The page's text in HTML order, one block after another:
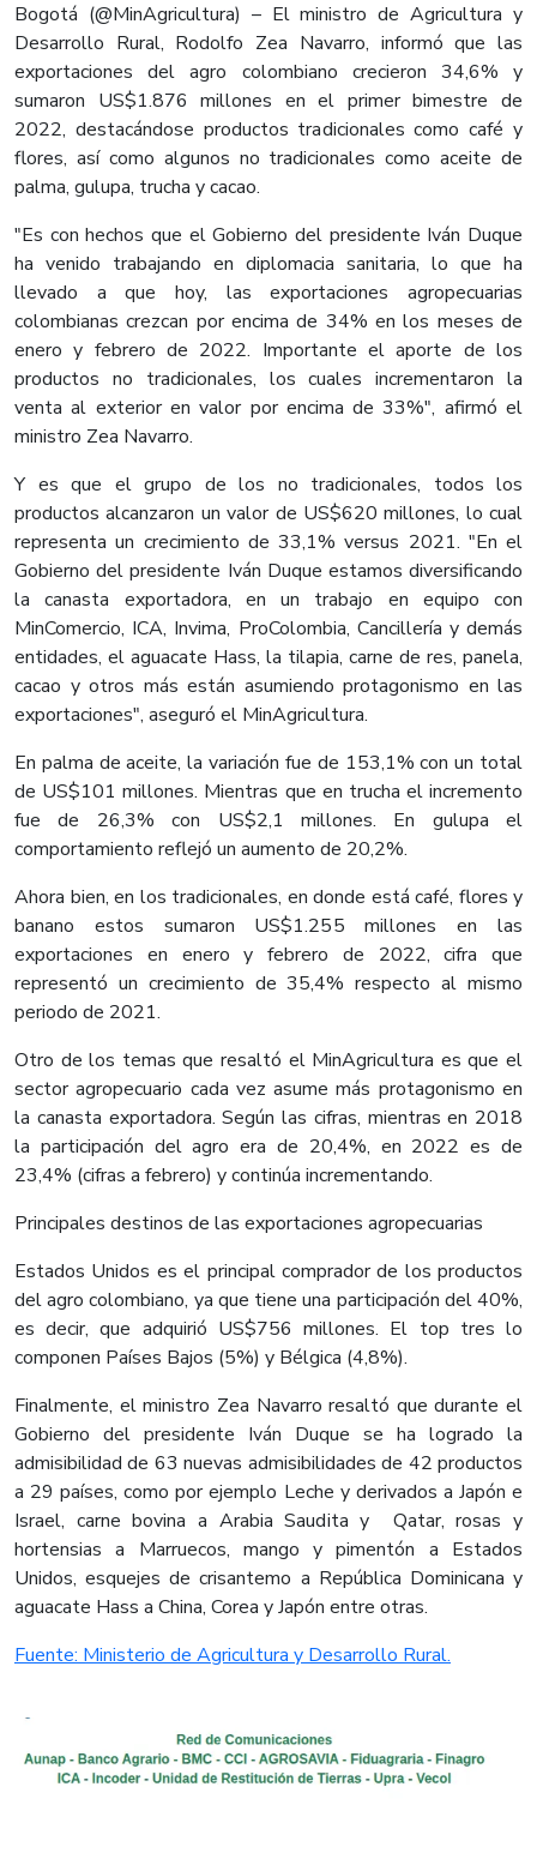
Bogotá (@MinAgricultura) – El ministro de Agricultura y
Desarrollo Rural, Rodolfo Zea Navarro, informó que las
exportaciones del agro colombiano crecieron 34,6% y
sumaron US$1.876 millones en el primer bimestre de
2022, destacándose productos tradicionales como café y
flores, así como algunos no tradicionales como aceite de
palma, gulupa, trucha y cacao.
"Es con hechos que el Gobierno del presidente Iván Duque
ha venido trabajando en diplomacia sanitaria, lo que ha
llevado a que hoy, las exportaciones agropecuarias
colombianas crezcan por encima de 34% en los meses de
enero y febrero de 2022. Importante el aporte de los
productos no tradicionales, los cuales incrementaron la
venta al exterior en valor por encima de 33%", afirmó el
ministro Zea Navarro.
Y es que el grupo de los no tradicionales, todos los
productos alcanzaron un valor de US$620 millones, lo cual
representa un crecimiento de 33,1% versus 2021. "En el
Gobierno del presidente Iván Duque estamos diversificando
la canasta exportadora, en un trabajo en equipo con
MinComercio, ICA, Invima, ProColombia, Cancillería y demás
entidades, el aguacate Hass, la tilapia, carne de res, panela,
cacao y otros más están asumiendo protagonismo en las
exportaciones", aseguró el MinAgricultura.
En palma de aceite, la variación fue de 153,1% con un total
de US$101 millones. Mientras que en trucha el incremento
fue de 26,3% con US$2,1 millones. En gulupa el
comportamiento reflejó un aumento de 20,2%.
Ahora bien, en los tradicionales, en donde está café, flores y
banano estos sumaron US$1.255 millones en las
exportaciones en enero y febrero de 2022, cifra que
representó un crecimiento de 35,4% respecto al mismo
periodo de 2021.
Otro de los temas que resaltó el MinAgricultura es que el
sector agropecuario cada vez asume más protagonismo en
la canasta exportadora. Según las cifras, mientras en 2018
la participación del agro era de 20,4%, en 2022 es de
23,4% (cifras a febrero) y continúa incrementando.
Principales destinos de las exportaciones agropecuarias
Estados Unidos es el principal comprador de los productos
del agro colombiano, ya que tiene una participación del 40%,
es decir, que adquirió US$756 millones. El top tres lo
componen Países Bajos (5%) y Bélgica (4,8%).
Finalmente, el ministro Zea Navarro resaltó que durante el
Gobierno del presidente Iván Duque se ha logrado la
admisibilidad de 63 nuevas admisibilidades de 42 productos
a 29 países, como por ejemplo Leche y derivados a Japón e
Israel, carne bovina a Arabia Saudita y Qatar, rosas y
hortensias a Marruecos, mango y pimentón a Estados
Unidos, esquejes de crisantemo a República Dominicana y
aguacate Hass a China, Corea y Japón entre otras.​
Fuente: Ministerio de Agricultura y Desarrollo Rural.​